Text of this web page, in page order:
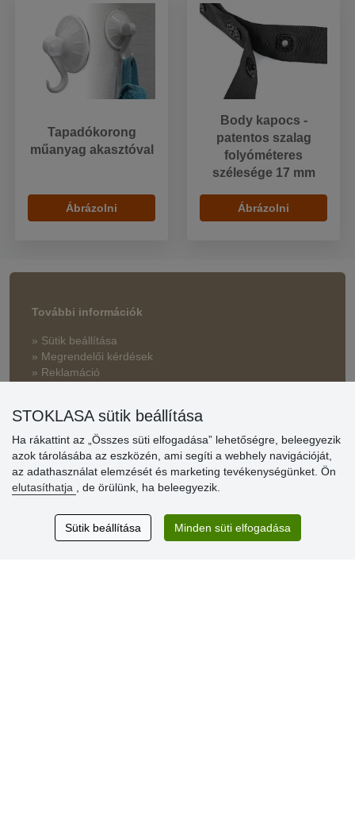
Tapadókorong
műanyag akasztóval
Ábrázolni
Body kapocs -
patentos szalag
folyóméteres
szélesége 17 mm
Ábrázolni
További információk
» Sütik beállítása
» Megrendelői kérdések
» Reklamáció
» Kedvezmények és jutalmak nagykereskedelmi
vásárlóinknak
» Súgó
Vásárlók
értékelése
STOKLASA sütik beállítása
Ha rákattint az „Összes süti elfogadása” lehetőségre, beleegyezik
azok tárolásába az eszközén, ami segíti a webhely navigációját,
az adathasználat elemzését és marketing tevékenységünket. Ön
elutasíthatja
, de örülünk, ha beleegyezik.
Sütik beállítása Minden süti elfogadása